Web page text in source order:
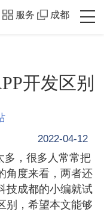
服务 成都
开发区别
2022-04-12
，很多人常常把
角度来看，两者还
技成都的小编就试
别，希望本文能够